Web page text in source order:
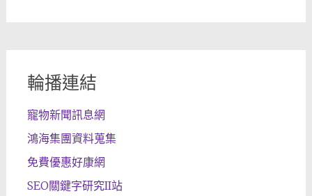
輪播連結
寵物新聞訊息網
鴻海集團資料蒐集
免費優惠好康網
SEO關鍵字研究II站